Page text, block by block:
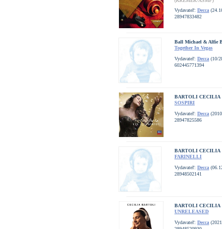
Vydavateľ: Decca
28947833482
Ball Michael & Alfie
Together In Vegas
Vydavateľ: Decca (10/
602445771394
BARTOLI CECILIA
SOSPIRI
Vydavateľ: Decca
28947825586
BARTOLI CECILIA
FARINELLI
Vydavateľ: Decca
28948502141
BARTOLI CECILIA
UNRELEASED
Vydavateľ: Decca